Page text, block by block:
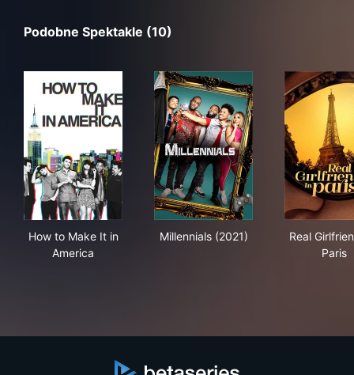
Podobne Spektakle (10)
How to Make It in
America
Millennials (2021)
Real
Paris